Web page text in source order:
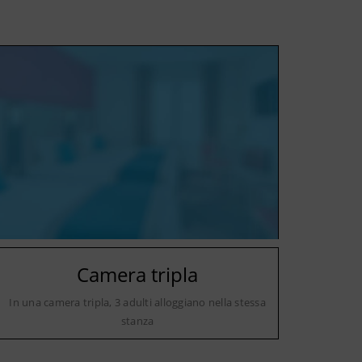
Camera tripla
In una camera tripla, 3 adulti alloggiano nella stessa
stanza